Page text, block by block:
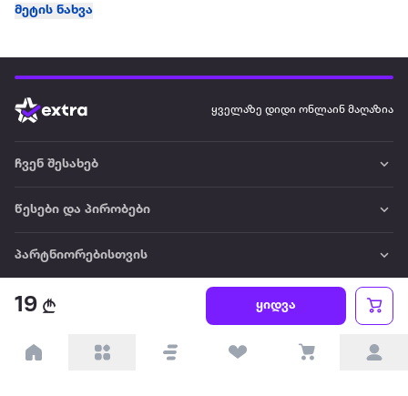
19 ყიდვა
მეტის ნახვა
ყველაზე დიდი ონლაინ მაღაზია
ჩვენ შესახებ
წესები და პირობები
პარტნიორებისთვის
ტრენდული
პოპულარული